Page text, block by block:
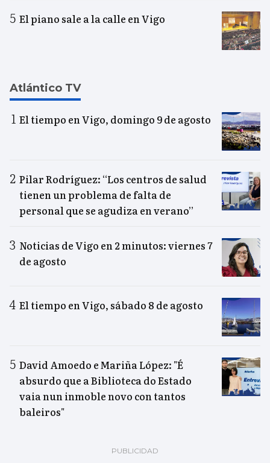
El piano sale a la calle en Vigo
Atlántico TV
El tiempo en Vigo, domingo 9 de agosto
Pilar Rodríguez: “Los centros de salud
tienen un problema de falta de
personal que se agudiza en verano”
Noticias de Vigo en 2 minutos: viernes 7
de agosto
El tiempo en Vigo, sábado 8 de agosto
David Amoedo e Mariña López: "É
absurdo que a Biblioteca do Estado
vaia nun inmoble novo con tantos
baleiros"